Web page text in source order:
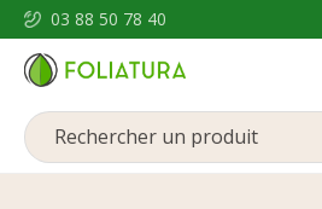
03 88 50 78 40